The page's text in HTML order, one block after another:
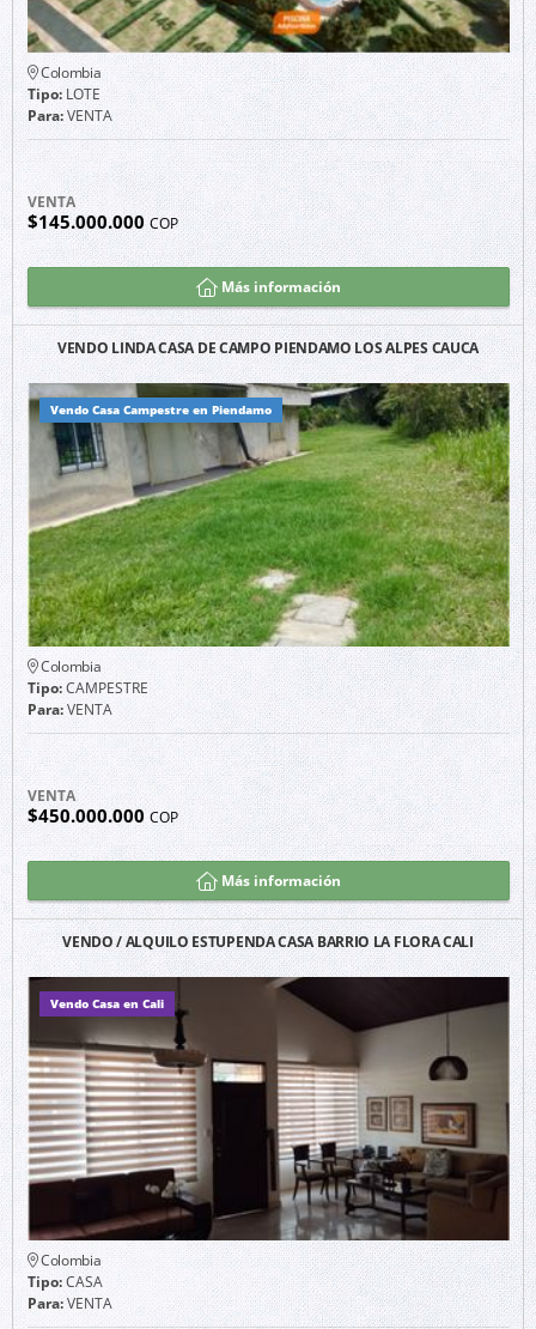
Colombia
Tipo:LOTE
Para:VENTA
VENTA
$145.000.000COP
Más información
VENDO LINDA CASA DE CAMPO PIENDAMO LOS ALPES CAUCA
Vendo Casa Campestre en Piendamo
Colombia
Tipo:CAMPESTRE
Para:VENTA
VENTA
$450.000.000COP
Más información
VENDO / ALQUILO ESTUPENDA CASA BARRIO LA FLORA CALI
Vendo Casa en Cali
Colombia
Tipo:CASA
Para:VENTA